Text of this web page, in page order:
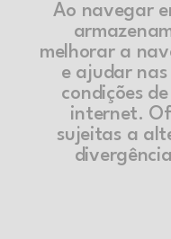
Ao navegar
melhorar a
e ajudar nas
condições
internet.
sujeitas a